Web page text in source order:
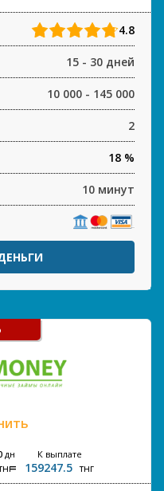
4.8
15 - 30 дней
10 000 - 145 000
2
18 %
10 минут
дн К выплате
159247.5 тнг